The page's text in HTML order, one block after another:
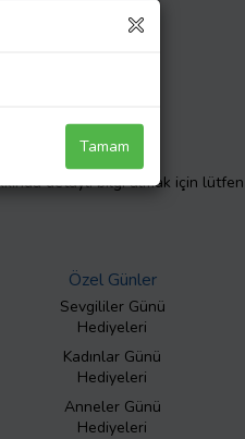
detaylı bilgi almak için lütfen
Özel Günler
Sevgililer Günü
Hediyeleri
Kadınlar Günü
Hediyeleri
Anneler Günü
Hediyeleri
Tamam